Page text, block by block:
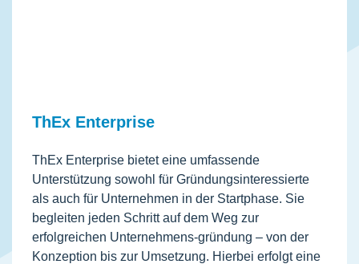
ThEx Enterprise
ThEx Enterprise bietet eine umfassende
Unterstützung sowohl für Gründungsinteressierte
als auch für Unternehmen in der Startphase. Sie
begleiten jeden Schritt auf dem Weg zur
erfolgreichen Unternehmens-gründung – von der
Konzeption bis zur Umsetzung. Hierbei erfolgt eine